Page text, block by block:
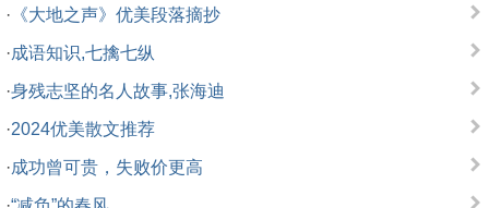
· 《大地之声》优美段落摘抄
·成语知识,七擒七纵
·身残志坚的名人故事,张海迪
·2024优美散文推荐
·成功曾可贵，失败价更高